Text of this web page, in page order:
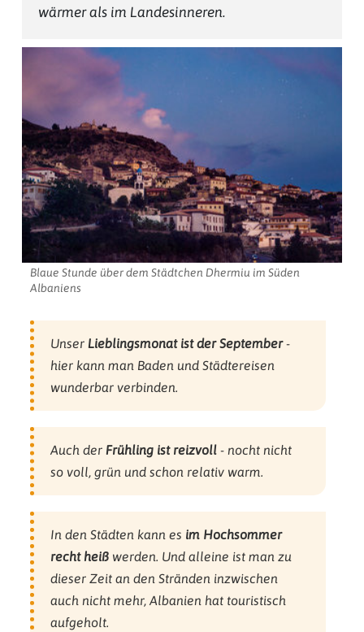
wärmer als im Landesinneren.
Blaue Stunde über dem Städtchen Dhermiu im Süden
Albaniens
Unser Lieblingsmonat ist der September-
hier kann man Baden und Städtereisen
wunderbar verbinden.
Auch der Frühling ist reizvoll- nocht nicht
so voll, grün und schon relativ warm.
In den Städten kann es im Hochsommer
recht heißwerden. Und alleine ist man zu
dieser Zeit an den Stränden inzwischen
auch nicht mehr, Albanien hat touristisch
aufgeholt.